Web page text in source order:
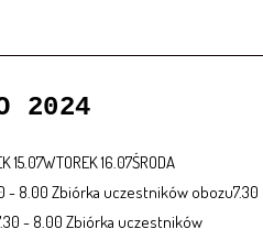
2024
15.07WTOREK 16.07ŚRODA
- 8.00 Zbiórka uczestników obozu7.30
- 8.00 Zbiórka uczestników